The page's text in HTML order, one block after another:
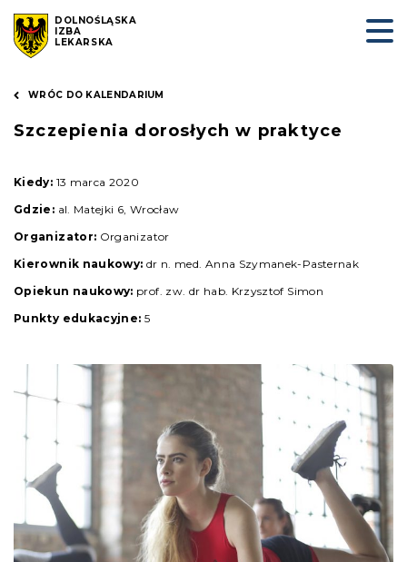
DOLNOŚLĄSKA
IZBA
LEKARSKA
WRÓC DO KALENDARIUM
Szczepienia dorosłych w praktyce
Kiedy: 13 marca 2020
Gdzie: al. Matejki 6, Wrocław
Organizator: Organizator
Kierownik naukowy: dr n. med. Anna Szymanek-Pasternak
Opiekun naukowy: prof. zw. dr hab. Krzysztof Simon
Punkty edukacyjne: 5